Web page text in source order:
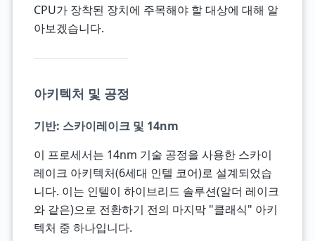
CPU가 장착된 장치에 주목해야 할 대상에 대해 알
아보겠습니다.
아키텍처 및 공정
기반: 스카이레이크 및 14nm
이 프로세서는 14nm 기술 공정을 사용한 스카이
레이크 아키텍처(6세대 인텔 코어)로 설계되었습
니다. 이는 인텔이 하이브리드 솔루션(알더 레이크
와 같은)으로 전환하기 전의 마지막 "클래식" 아키
텍처 중 하나입니다.